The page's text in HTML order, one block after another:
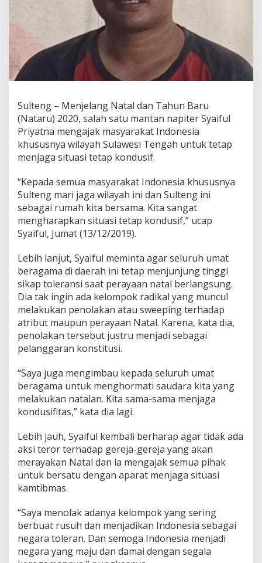
a
S
t
e
n
B
e
r
s
a
t
a
g
a
K
a
m
i
b
m
s
,
W
w
u
j
d
k
a
n
N
a
r
u
2
0
D
a
m
a
Sulteng – Menjelang Natal dan Tahun Baru
(Nataru) 2020, salah satu mantan napiter Syaiful
Priyatna mengajak masyarakat Indonesia
khususnya wilayah Sulawesi Tengah untuk tetap
menjaga situasi tetap kondusif.
“Kepada semua masyarakat Indonesia khususnya
Sulteng mari jaga wilayah ini dan Sulteng ini
sebagai rumah kita bersama. Kita sangat
mengharapkan situasi tetap kondusif,” ucap
Syaiful, Jumat (13/12/2019).
Lebih lanjut, Syaiful meminta agar seluruh umat
beragama di daerah ini tetap menjunjung tinggi
sikap toleransi saat perayaan natal berlangsung.
Dia tak ingin ada kelompok radikal yang muncul
melakukan penolakan atau sweeping terhadap
atribut maupun perayaan Natal. Karena, kata dia,
penolakan tersebut justru menjadi sebagai
pelanggaran konstitusi.
“Saya juga mengimbau kepada seluruh umat
beragama untuk menghormati saudara kita yang
melakukan natalan. Kita sama-sama menjaga
kondusifitas,” kata dia lagi.
Lebih jauh, Syaiful kembali berharap agar tidak ada
aksi teror terhadap gereja-gereja yang akan
merayakan Natal dan ia mengajak semua pihak
untuk bersatu dengan aparat menjaga situasi
kamtibmas.
“Saya menolak adanya kelompok yang sering
berbuat rusuh dan menjadikan Indonesia sebagai
negara toleran. Dan semoga Indonesia menjadi
negara yang maju dan damai dengan segala